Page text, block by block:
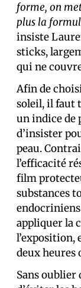
forme, on
plus la
insiste
sticks,
qui ne
Afin de
soleil, il faut
un indice de
d’insister
peau.
l’efficacité
film
substances
appliquer la
l’exposition,
deux heures
Sans